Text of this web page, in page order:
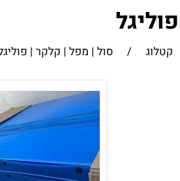
קטלוג / סול | מפל | קלקר | פוליגל